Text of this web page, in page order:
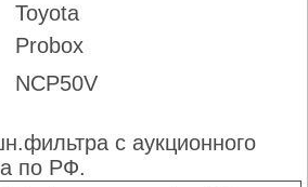
Toyota
Probox
NCP50V
с аукционного
по РФ.